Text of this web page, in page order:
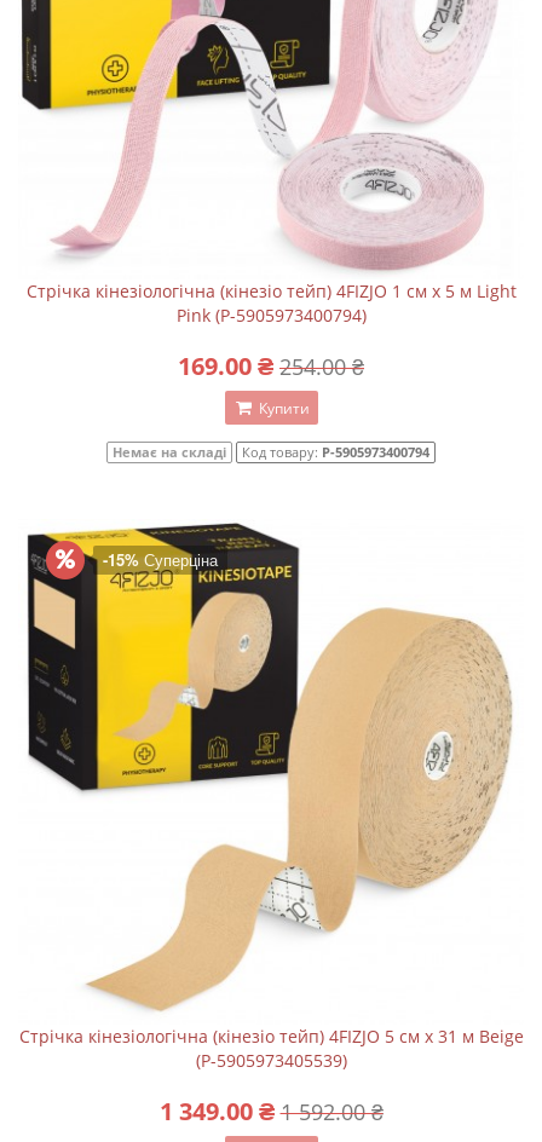
Стрічка кінезіологічна (кінезіо тейп) 4FIZJO 1 см x 5 м Light
Pink (P-5905973400794)
169.00 ₴ 254.00 ₴
Купити
Немає на складі Код товару: P-5905973400794
-15%Суперціна
Стрічка кінезіологічна (кінезіо тейп) 4FIZJO 5 см x 31 м Beige
(P-5905973405539)
1 349.00 ₴ 1 592.00 ₴